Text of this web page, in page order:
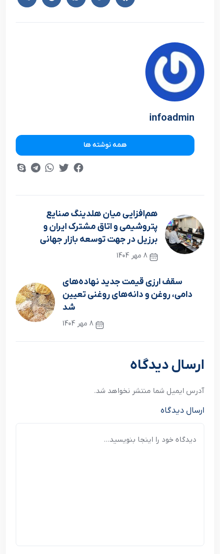
infoadmin
همه نوشته ها
هم‌افزایی میان هلدینگ صنایع
پتروشیمی و اتاق مشترک ایران و
برزیل در جهت توسعه بازار جهانی
8 مهر 1404
سقف ارزی قیمت جدید نهاده‌های
دامی، روغن و دانه‌های روغنی تعیین
شد
8 مهر 1404
نوشته بعدی
ارسال دیدگاه
آدرس ایمیل شما منتشر نخواهد شد.
ارسال دیدگاه